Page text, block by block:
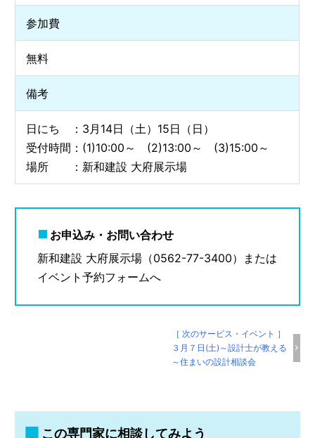
参加費
無料
備考
日にち ：3月14日（土）15日（日）
受付時間：(1)10:00～ (2)13:00～ (3)15:00～
場所 ：新和建設 大府展示場
お申込み・お問い合わせ
新和建設 大府展示場（0562-77-3400）または
イベント予約フォームへ
［ 次のサービス・イベント ］
３月７日(土)～設計士が教える
～住まいの設計相談会
この専門家に相談してみよう